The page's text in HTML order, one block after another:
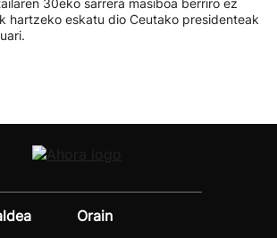
30eko sarrera masiboa berriro ez
hartzeko eskatu dio Ceutako presidenteak
Orain